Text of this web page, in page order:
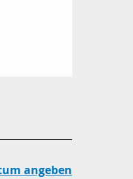
angeben